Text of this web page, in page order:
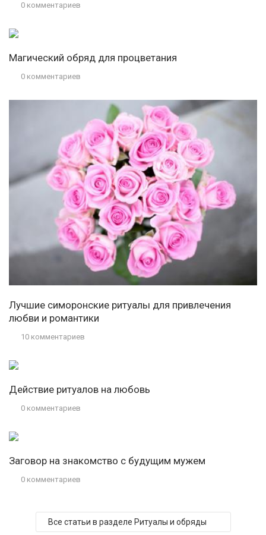
0 комментариев
Магический обряд для процветания
0 комментариев
Лучшие симоронские ритуалы для привлечения
любви и романтики
10 комментариев
Действие ритуалов на любовь
0 комментариев
Заговор на знакомство с будущим мужем
0 комментариев
Все статьи в разделе Ритуалы и обряды